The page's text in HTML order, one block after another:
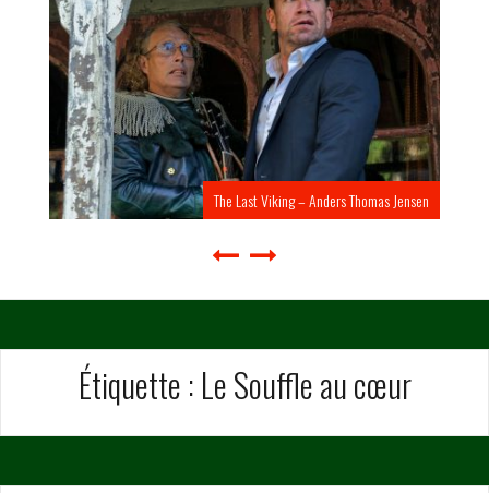
The Last Viking – Anders Thomas Jensen
Étiquette : Le Souffle au cœur